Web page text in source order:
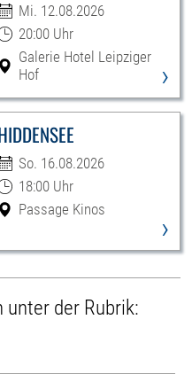
Mi. 12.08.2026
20:00 Uhr
Galerie Hotel Leipziger
Hof
›
So. 16.08.2026
18:00 Uhr
Passage Kinos
›
der Rubrik: